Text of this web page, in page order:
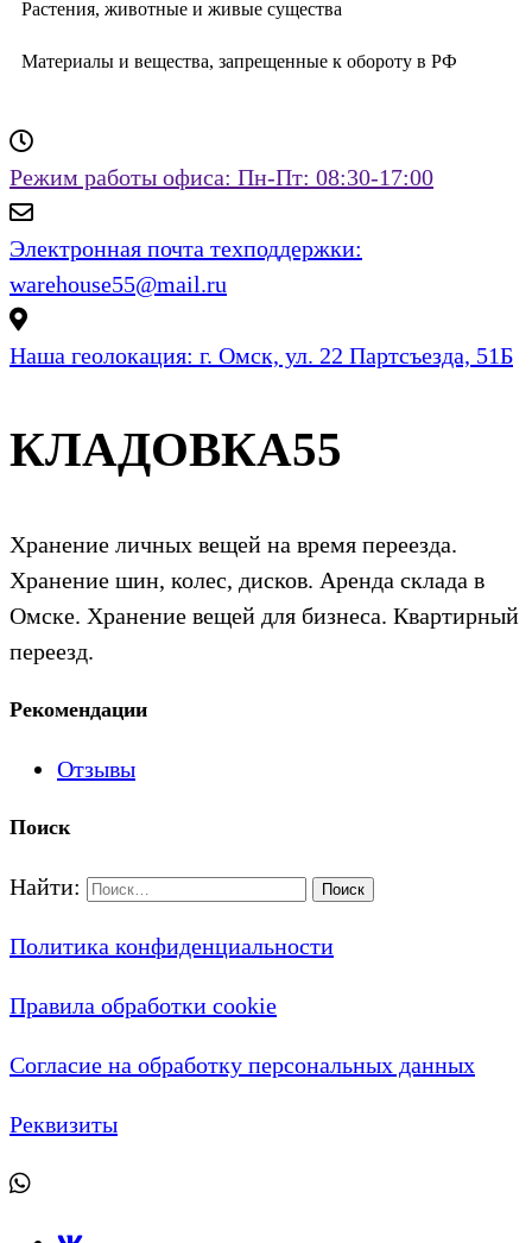
Растения, животные и живые существа
Материалы и вещества, запрещенные к обороту в РФ
Режим работы офиса: Пн-Пт: 08:30-17:00
Электронная почта техподдержки:
warehouse55@mail.ru
Наша геолокация: г. Омск, ул. 22 Партсъезда, 51Б
КЛАДОВКА55
Хранение личных вещей на время переезда.
Хранение шин, колес, дисков. Аренда склада в
Омске. Хранение вещей для бизнеса. Квартирный
переезд.
Рекомендации
Отзывы
Поиск
Найти:
Политика конфиденциальности
Правила обработки cookie
Согласие на обработку персональных данных
Реквизиты